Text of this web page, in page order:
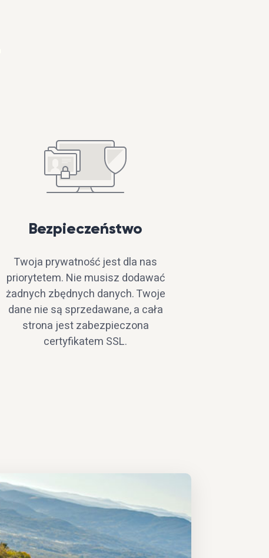
Bezpieczeństwo
Twoja prywatność jest dla nas
priorytetem. Nie musisz dodawać
żadnych zbędnych danych. Twoje
dane nie są sprzedawane, a cała
strona jest zabezpieczona
certyfikatem SSL.